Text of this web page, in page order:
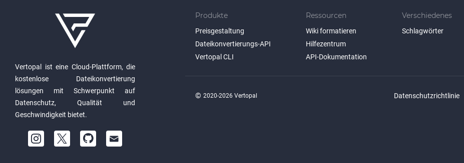
Vertopal ist eine Cloud-Plattform, die
kostenlose Dateikonvertierung
lösungen mit Schwerpunkt auf
Datenschutz, Qualität und
Geschwindigkeit bietet.
Produkte
Preisgestaltung
Dateikonvertierungs-API
Vertopal CLI
Ressourcen
Wiki formatieren
Hilfezentrum
API-Dokumentation
Verschiedenes
Schlagwörter
Datenschutzrichtlinie
© 2020-2026 Vertopal